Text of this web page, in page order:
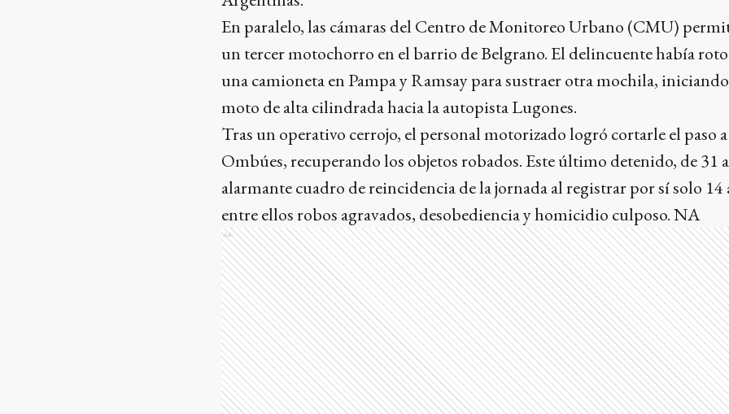
En paralelo, las cámaras del Centro de Monitoreo Urbano (CMU)
un tercer motochorro en el barrio de Belgrano. El delincuente había
una camioneta en Pampa y Ramsay para sustraer otra mochila,
moto de alta cilindrada hacia la autopista Lugones.
Tras un operativo cerrojo, el personal motorizado logró cortarle el paso
Ombúes, recuperando los objetos robados. Este último detenido, de 31
alarmante cuadro de reincidencia de la jornada al registrar por sí solo 14
entre ellos robos agravados, desobediencia y homicidio culposo. NA
Ads